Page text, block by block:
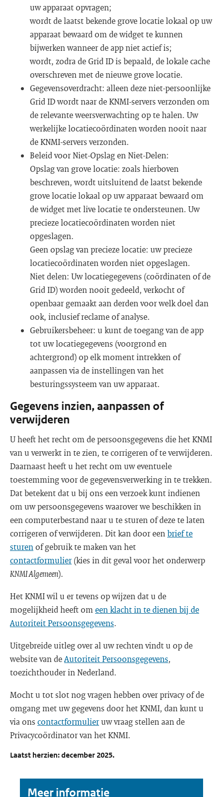
uw apparaat opvragen;
wordt de laatst bekende grove locatie lokaal op uw
apparaat bewaard om de widget te kunnen
bijwerken wanneer de app niet actief is;
wordt, zodra de Grid ID is bepaald, de lokale cache
overschreven met de nieuwe grove locatie.
Gegevensoverdracht: alleen deze niet-persoonlijke
Grid ID wordt naar de KNMI-servers verzonden om
de relevante weersverwachting op te halen. Uw
werkelijke locatiecoördinaten worden nooit naar
de KNMI-servers verzonden.
Beleid voor Niet-Opslag en Niet-Delen:
Opslag van grove locatie: zoals hierboven
beschreven, wordt uitsluitend de laatst bekende
grove locatie lokaal op uw apparaat bewaard om
de widget met live locatie te ondersteunen. Uw
precieze locatiecoördinaten worden niet
opgeslagen.
Geen opslag van precieze locatie: uw precieze
locatiecoördinaten worden niet opgeslagen.
Niet delen: Uw locatiegegevens (coördinaten of de
Grid ID) worden nooit gedeeld, verkocht of
openbaar gemaakt aan derden voor welk doel dan
ook, inclusief reclame of analyse.
Gebruikersbeheer: u kunt de toegang van de app
tot uw locatiegegevens (voorgrond en
achtergrond) op elk moment intrekken of
aanpassen via de instellingen van het
besturingssysteem van uw apparaat.
Gegevens inzien, aanpassen of
verwijderen
U heeft het recht om de persoonsgegevens die het KNMI
van u verwerkt in te zien, te corrigeren of te verwijderen.
Daarnaast heeft u het recht om uw eventuele
toestemming voor de gegevensverwerking in te trekken.
Dat betekent dat u bij ons een verzoek kunt indienen
om uw persoonsgegevens waarover we beschikken in
een computerbestand naar u te sturen of deze te laten
corrigeren of verwijderen. Dit kan door een brief te
sturen of gebruik te maken van het
contactformulier(kies in dit geval voor het onderwerp
KNMI Algemeen).
Het KNMI wil u er tevens op wijzen dat u de
mogelijkheid heeft om een klacht in te dienen bij de
Autoriteit Persoonsgegevens.
Uitgebreide uitleg over al uw rechten vindt u op de
website van deAutoriteit Persoonsgegevens,
toezichthouder in Nederland.
Mocht u tot slot nog vragen hebben over privacy of de
omgang met uw gegevens door het KNMI, dan kunt u
via onscontactformulieruw vraag stellen aan de
Privacycoördinator van het KNMI.
Laatst herzien: december 2025.
Meer informatie